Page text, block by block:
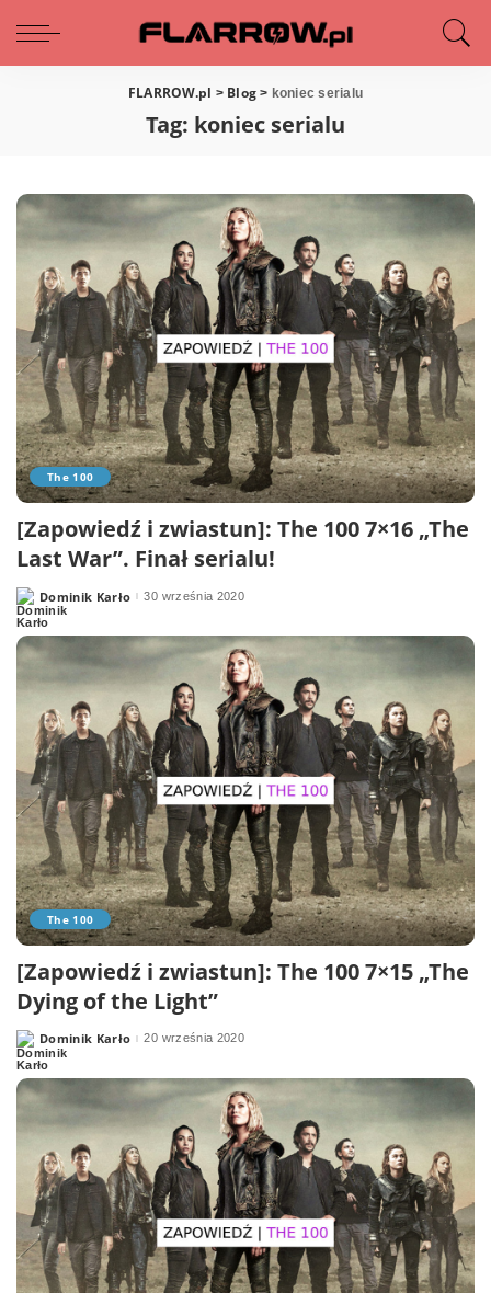
FLARROW.pl > Blog > koniec serialu
Tag: koniec serialu
The 100
[Zapowiedź i zwiastun]: The 100 7×16 „The
Last War”. Finał serialu!
Posted
by
Dominik Karło 30 września 2020
The 100
[Zapowiedź i zwiastun]: The 100 7×15 „The
Dying of the Light”
Posted
by
Dominik Karło 20 września 2020